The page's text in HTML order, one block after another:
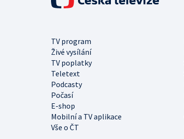
TV program
Živé vysílání
TV poplatky
Teletext
Podcasty
Počasí
E-shop
Mobilní a TV aplikace
Vše o ČT